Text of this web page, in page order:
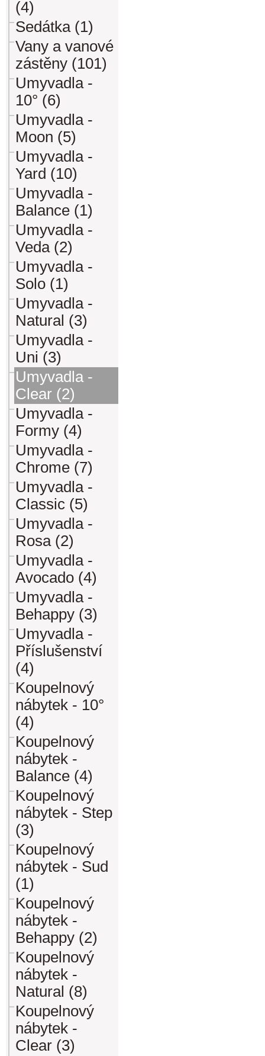
(4)
Sedátka (1)
Vany a vanové
zástěny (101)
Umyvadla -
10° (6)
Umyvadla -
Moon (5)
Umyvadla -
Yard (10)
Umyvadla -
Balance (1)
Umyvadla -
Veda (2)
Umyvadla -
Solo (1)
Umyvadla -
Natural (3)
Umyvadla -
Uni (3)
Umyvadla -
Clear (2)
Umyvadla -
Formy (4)
Umyvadla -
Chrome (7)
Umyvadla -
Classic (5)
Umyvadla -
Rosa (2)
Umyvadla -
Avocado (4)
Umyvadla -
Behappy (3)
Umyvadla -
Příslušenství
(4)
Koupelnový
nábytek - 10°
(4)
Koupelnový
nábytek -
Balance (4)
Koupelnový
nábytek - Step
(3)
Koupelnový
nábytek - Sud
(1)
Koupelnový
nábytek -
Behappy (2)
Koupelnový
nábytek -
Natural (8)
Koupelnový
nábytek -
Clear (3)